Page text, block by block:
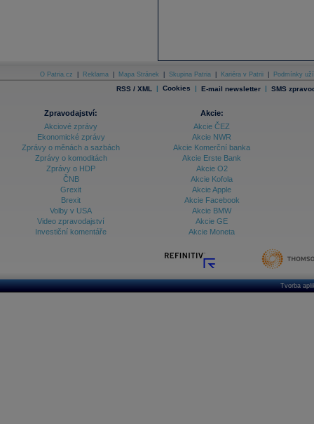
O Patria.cz Reklama Mapa Stránek Skupina Patria Kariéra v Patrii Podmínky
RSS / XML | Cookies | E-mail newsletter | SMS
Zpravodajství:
Akciové zprávy
Ekonomické zprávy
Zprávy o měnách a sazbách
Zprávy o komoditách
Zprávy o HDP
ČNB
Grexit
Brexit
Volby v USA
Video zpravodajství
Investiční komentáře
Akcie:
Akcie ČEZ
Akcie NWR
Akcie Komerční banka
Akcie Erste Bank
Akcie O2
Akcie Kofola
Akcie Apple
Akcie Facebook
Akcie BMW
Akcie GE
Akcie Moneta
Tvorba